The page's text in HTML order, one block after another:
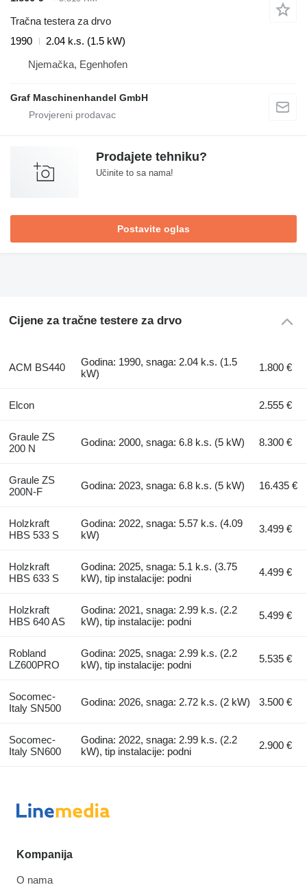
Tračna testera za drvo
1990
2.04 k.s. (1.5 kW)
Njemačka, Egenhofen
Graf Maschinenhandel GmbH
Prodajete tehniku?
Učinite to sa nama!
Postavite oglas
Cijene za tračne testere za drvo
ACM BS440
Godina: 1990, snaga: 2.04 k.s. (1.5
kW)
1.800 €
Elcon 2.555 €
Graule ZS
200 N
Godina: 2000, snaga: 6.8 k.s. (5 kW) 8.300 €
Graule ZS
200N-F
Godina: 2023, snaga: 6.8 k.s. (5 kW) 16.435 €
Holzkraft
HBS 533 S
Godina: 2022, snaga: 5.57 k.s. (4.09
kW)
3.499 €
Holzkraft
HBS 633 S
Godina: 2025, snaga: 5.1 k.s. (3.75
kW), tip instalacije: podni
4.499 €
Holzkraft
HBS 640 AS
Godina: 2021, snaga: 2.99 k.s. (2.2
kW), tip instalacije: podni
5.499 €
Robland
LZ600PRO
Godina: 2025, snaga: 2.99 k.s. (2.2
kW), tip instalacije: podni
5.535 €
Socomec-
Italy SN500
Godina: 2026, snaga: 2.72 k.s. (2 kW) 3.500 €
Socomec-
Italy SN600
Godina: 2022, snaga: 2.99 k.s. (2.2
kW), tip instalacije: podni
2.900 €
Kompanija
O nama